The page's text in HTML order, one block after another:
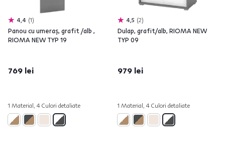
4,4 1
Panou cu umeraş, grafit /alb ,
RIOMA NEW TYP 19
769 lei
1 Material, 4 Culori detaliate
4,5 2
Dulap, grafit/alb, RIOMA NEW
TYP 09
979 lei
1 Material, 4 Culori detaliate